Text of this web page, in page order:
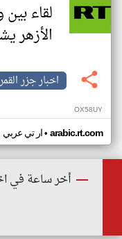
لقاء
الأزهر
اخبار جزر القمر
OX58UY
ار تي عربي• arabic.rt.com
أخر ساعة في